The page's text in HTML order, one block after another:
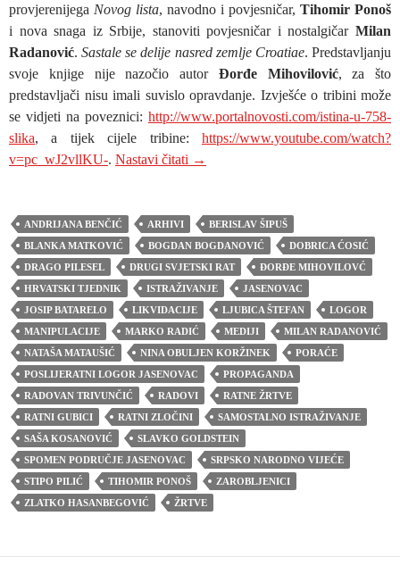
provjerenijega Novog lista, navodno i povjesničar, Tihomir Ponoš
i nova snaga iz Srbije, stanoviti povjesničar i nostalgičar Milan
Radanović.Sastale se delije nasred zemlje Croatiae. Predstavljanju
svoje knjige nije nazočio autor Đorđe Mihovilović, za što
predstavljači nisu imali suvislo opravdanje. Izvješće o tribini može
se vidjeti na poveznici: http://www.portalnovosti.com/istina-u-758-
slika, a tijek cijele tribine: https://www.youtube.com/watch?
v=pc_wJ2vllKU-. Nastavi čitati Blanka Matković i Stipo Pilić:
→
ANDRIJANA BENČIĆ ARHIVI
BERISLAV ŠIPUŠ
BLANKA MATKOVIĆ
BOGDAN BOGDANOVIĆ
DOBRICA ĆOSIĆ
DRAGO PILESEL
DRUGI SVJETSKI RAT
ĐORĐE MIHOVILOVĆ
HRVATSKI TJEDNIK
ISTRAŽIVANJE
JASENOVAC
JOSIP BATARELO
LIKVIDACIJE LJUBICA ŠTEFAN
LOGOR
MANIPULACIJE
MARKO RADIĆ MEDIJI
MILAN RADANOVIĆ
NATAŠA MATAUŠIĆ
NINA OBULJEN KORŽINEK
PORAĆE
POSLIJERATNI LOGOR JASENOVAC
PROPAGANDA
RADOVAN TRIVUNČIĆ
RADOVI
RATNE ŽRTVE
RATNI GUBICI
RATNI ZLOČINI
SAMOSTALNO ISTRAŽIVANJE
SAŠA KOSANOVIĆ
SLAVKO GOLDSTEIN
SPOMEN PODRUČJE JASENOVAC
SRPSKO NARODNO VIJEĆE
STIPO PILIĆ
TIHOMIR PONOŠ
ZAROBLJENICI
ZLATKO HASANBEGOVIĆ
ŽRTVE